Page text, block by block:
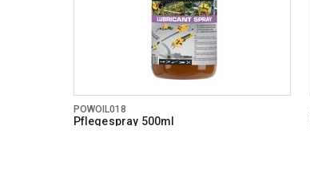
POWOIL018
Pflegespray 500ml